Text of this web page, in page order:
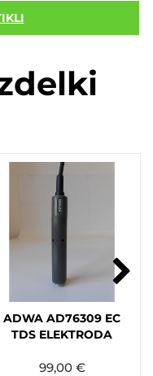
ADWA AD76309 EC
TDS ELEKTRODA
99,00 €